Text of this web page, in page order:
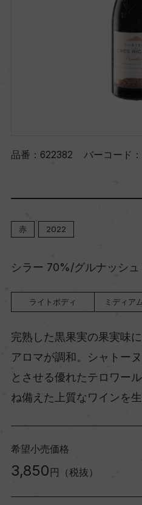
品番： 622382 バーコード：
赤 2022
シラー 70%/グルナッシ
ライトボディ ミディア
完熟した黒果実の果実味
アロマが調和。シャトー
とさせる優れたテロワー
ね備えた上質なワインを
希望小売価格
3,850 円（税抜）